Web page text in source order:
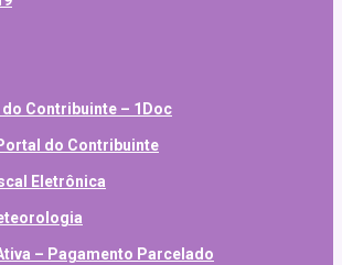
Contribuinte – 1Doc
do Contribuinte
Eletrônica
– Pagamento Parcelado